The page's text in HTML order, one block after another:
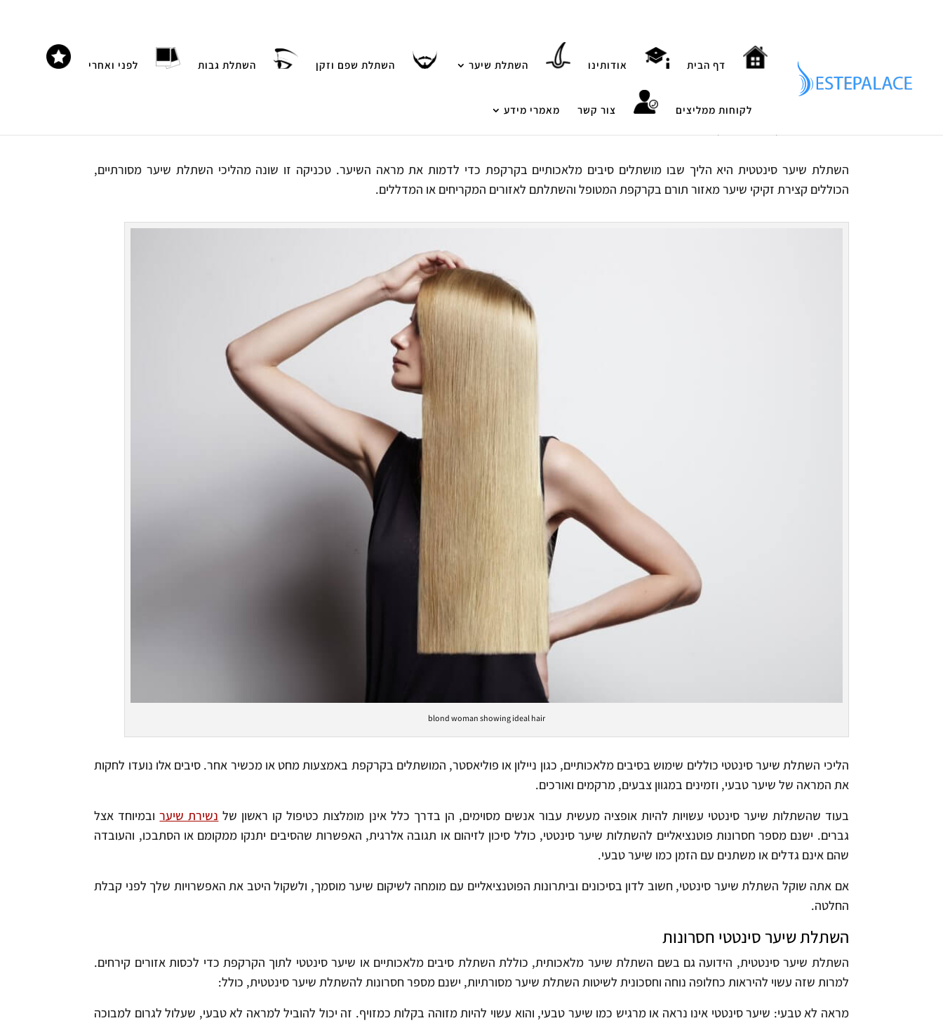
דף הבית אודותינו השתלת שיער השתלת שפם וזקן השתלת גבות לפני ואחרי
לקוחות ממליצים צור קשר מאמרי מידע השתלת שיער סינטטי
השתלת שיער סינטטית היא הליך שבו מושתלים סיבים מלאכותיים בקרקפת כדי לדמות את מראה השיער. טכניקה זו שונה מהליכי השתלת שיער מסורתיים,
הכוללים קצירת זקיקי שיער מאזור תורם בקרקפת המטופל והשתלתם לאזורים המקריחים או המדללים.
blond woman showing ideal hair
הליכי השתלת שיער סינטטי כוללים שימוש בסיבים מלאכותיים, כגון ניילון או פוליאסטר, המושתלים בקרקפת באמצעות מחט או מכשיר אחר. סיבים אלו נועדו לחקות
את המראה של שיער טבעי, וזמינים במגוון צבעים, מרקמים ואורכים.
בעוד שהשתלות שיער סינטטי עשויות להיות אופציה מעשית עבור אנשים מסוימים, הן בדרך כלל אינן מומלצות כטיפול קו ראשון של נשירת שיערובמיוחד אצל
גברים. ישנם מספר חסרונות פוטנציאליים להשתלות שיער סינטטי, כולל סיכון לזיהום או תגובה אלרגית, האפשרות שהסיבים יתנקו ממקומם או הסתבכו, והעובדה
שהם אינם גדלים או משתנים עם הזמן כמו שיער טבעי.
אם אתה שוקל השתלת שיער סינטטי, חשוב לדון בסיכונים וביתרונות הפוטנציאליים עם מומחה לשיקום שיער מוסמך, ולשקול היטב את האפשרויות שלך לפני קבלת
החלטה.
השתלת שיער סינטטי חסרונות
השתלת שיער סינטטית, הידועה גם בשם השתלת שיער מלאכותית, כוללת השתלת סיבים מלאכותיים או שיער סינטטי לתוך הקרקפת כדי לכסות אזורים קירחים.
למרות שזה עשוי להיראות כחלופה נוחה וחסכונית לשיטות השתלת שיער מסורתיות, ישנם מספר חסרונות להשתלת שיער סינטטית, כולל:
מראה לא טבעי: שיער סינטטי אינו נראה או מרגיש כמו שיער טבעי, והוא עשוי להיות מזוהה בקלות כמזויף. זה יכול להוביל למראה לא טבעי, שעלול לגרום למבוכה